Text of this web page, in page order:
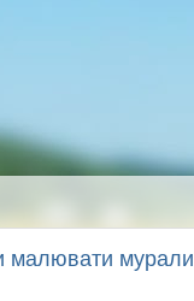
малювати мурали